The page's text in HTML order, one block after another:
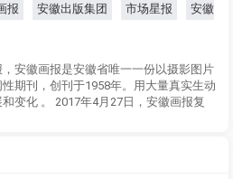
报 安徽出版集团 市场星报 安徽
安徽画报是安徽省唯一一份以摄影图片
期刊，创刊于1958年。用大量真实生动
变化 。 2017年4月27日，安徽画报复